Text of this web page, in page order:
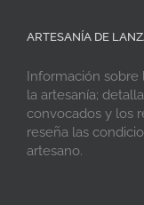
ARTESANÍA DE
Información
la artesanía;
convocados y los
reseña las
artesano.